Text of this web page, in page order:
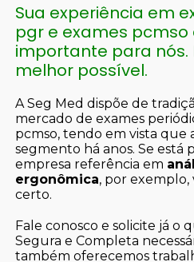
Sua experiência em
pgr e exames pcmso
importante para nós.
melhor possível.
A Seg Med dispõe de
mercado de exames
pcmso, tendo em vista que
segmento há anos. Se
empresa referência em
ergonômica, por
certo.
Fale conosco e solicite já o
Segura e Completa
também oferecemos